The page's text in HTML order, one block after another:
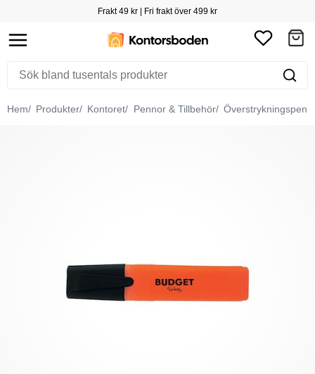
Frakt 49 kr | Fri frakt över 499 kr
Hem Produkter Kontoret Pennor & Tillbehör